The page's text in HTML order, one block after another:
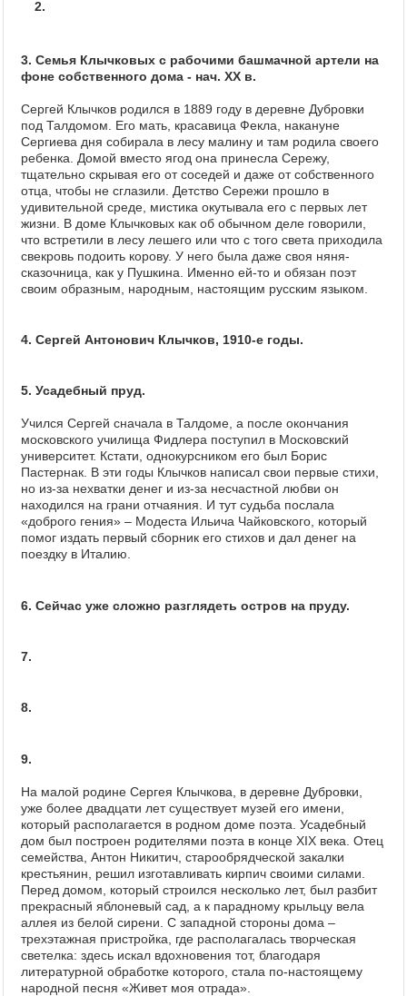
2.
3. Семья Клычковых с рабочими башмачной артели на
фоне собственного дома - нач. XX в.
Сергей Клычков родился в 1889 году в деревне Дубровки
под Талдомом. Его мать, красавица Фекла, накануне
Сергиева дня собирала в лесу малину и там родила своего
ребенка. Домой вместо ягод она принесла Сережу,
тщательно скрывая его от соседей и даже от собственного
отца, чтобы не сглазили. Детство Сережи прошло в
удивительной среде, мистика окутывала его с первых лет
жизни. В доме Клычковых как об обычном деле говорили,
что встретили в лесу лешего или что с того света приходила
свекровь подоить корову. У него была даже своя няня-
сказочница, как у Пушкина. Именно ей-то и обязан поэт
своим образным, народным, настоящим русским языком.
4. Сергей Антонович Клычков, 1910-е годы.
5. Усадебный пруд.
Учился Сергей сначала в Талдоме, а после окончания
московского училища Фидлера поступил в Московский
университет. Кстати, однокурсником его был Борис
Пастернак. В эти годы Клычков написал свои первые стихи,
но из-за нехватки денег и из-за несчастной любви он
находился на грани отчаяния. И тут судьба послала
«доброго гения» – Модеста Ильича Чайковского, который
помог издать первый сборник его стихов и дал денег на
поездку в Италию.
6. Сейчас уже сложно разглядеть остров на пруду.
7.
8.
9.
На малой родине Сергея Клычкова, в деревне Дубровки,
уже более двадцати лет существует музей его имени,
который располагается в родном доме поэта. Усадебный
дом был построен родителями поэта в конце XIX века. Отец
семейства, Антон Никитич, старообрядческой закалки
крестьянин, решил изготавливать кирпич своими силами.
Перед домом, который строился несколько лет, был разбит
прекрасный яблоневый сад, а к парадному крыльцу вела
аллея из белой сирени. С западной стороны дома –
трехэтажная пристройка, где располагалась творческая
светелка: здесь искал вдохновения тот, благодаря
литературной обработке которого, стала по-настоящему
народной песня «Живет моя отрада».